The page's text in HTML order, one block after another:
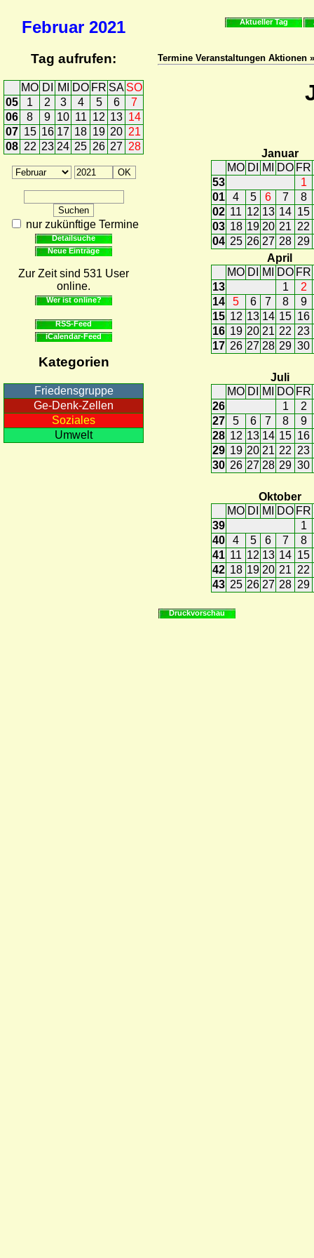
Februar 2021
Tag aufrufen:
MO DI MI DO FR SA SO
05
1 2 3 4 5 6
7
06
8 9 10 11 12 13 14
07 15 16 17 18 19 20 21
08 22 23 24 25 26 27 28
nur zukünftige Termine
Detailsuche
Neue Einträge
Zur Zeit sind 531 User
online.
Wer ist online?
RSS-Feed
iCalendar-Feed
Kategorien
Friedensgruppe
Ge-Denk-Zellen
Soziales
Umwelt
Aktueller Tag
Termine Veranstaltungen Aktionen
Januar
MO DI MI DO FR
53
1
01
4 5 6 7
8
02 11 12 13 14 15
03 18 19 20 21 22
04 25 26 27 28 29
April
MO DI MI DO FR
13
1
2
14
5 6 7 8
9
15 12 13 14 15 16
16 19 20 21 22 23
17 26 27 28 29 30
Juli
MO DI MI DO FR
26
1
2
27
5 6 7 8
9
28 12 13 14 15 16
29 19 20 21 22 23
30 26 27 28 29 30
Oktober
MO DI MI DO FR
39
1
40
4 5 6 7
8
41 11 12 13 14 15
42 18 19 20 21 22
43 25 26 27 28 29
Druckvorschau